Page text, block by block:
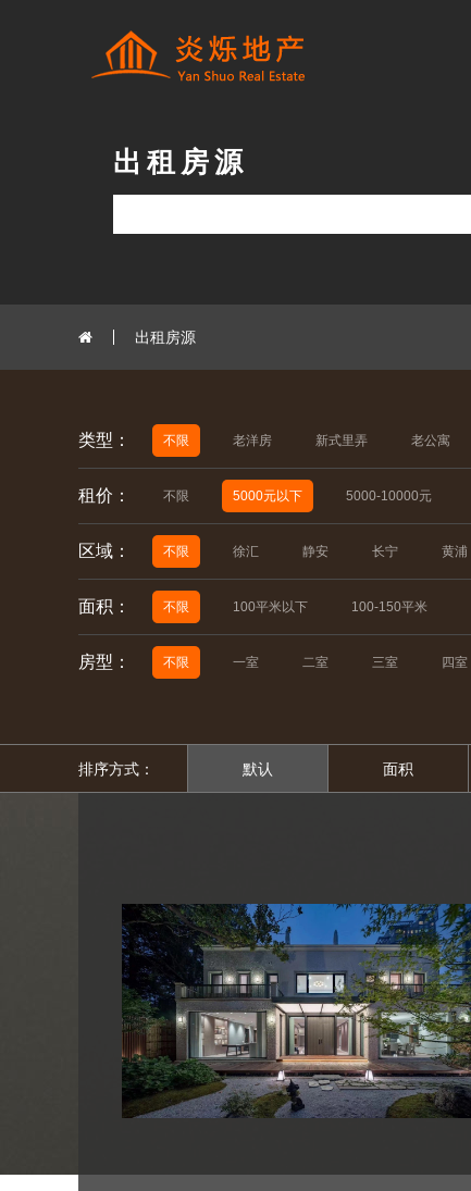
出租房源
出租房源
类型： 不限 老洋房 新式里弄 老公寓
租价： 不限 5000元以下 5000-10000元
区域： 不限 徐汇 静安 长宁 黄浦
面积： 不限 100平米以下 100-150平米
房型： 不限 一室 二室 三室 四室
排序方式： 默认 面积